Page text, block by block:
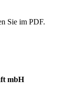
Sie im PDF.
mbH